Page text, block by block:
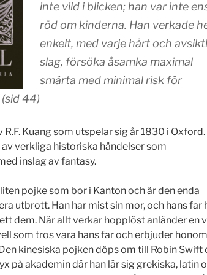
inte vild i blicken; han var inte
röd om kinderna. Han verkade
enkelt, med varje hårt och
slag, försöka åsamka maximal
smärta med minimal risk för
44)
R.F. Kuang som utspelar sig år 1830 i Oxford.
verkliga historiska händelser som
inslag av fantasy.
pojke som bor i Kanton och är den enda
utbrott. Han har mist sin mor, och hans far
dem. När allt verkar hopplöst anländer en
som tros vara hans far och erbjuder
kinesiska pojken döps om till Robin Swift
på akademin där han lär sig grekiska, latin